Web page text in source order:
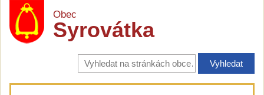
Obec
Syrovátka
Vyhledávání
na
stránkách